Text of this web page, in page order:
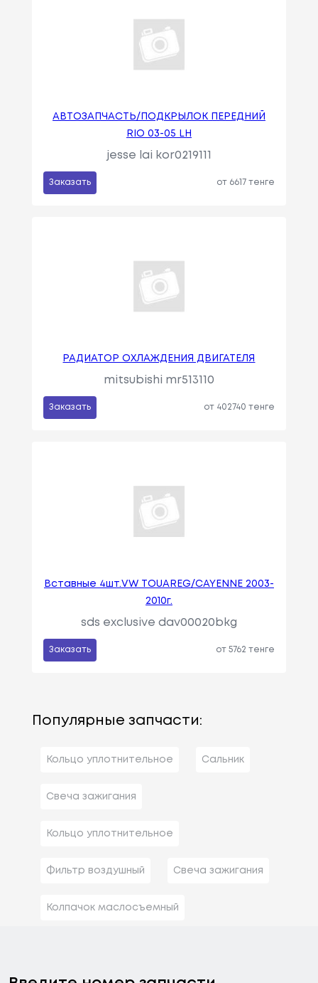
АВТОЗАПЧАСТЬ/ПОДКРЫЛОК ПЕРЕДНИЙ
RIO 03-05 LH
jesse lai kor0219111
Заказать от 6617 тенге
РАДИАТОР ОХЛАЖДЕНИЯ ДВИГАТЕЛЯ
mitsubishi mr513110
Заказать от 402740 тенге
Вставные 4шт.VW TOUAREG/CAYENNE 2003-
2010г.
sds exclusive dav00020bkg
Заказать от 5762 тенге
Популярные запчасти:
Кольцо уплотнительное Сальник
Свеча зажигания
Кольцо уплотнительное
Фильтр воздушный Свеча зажигания
Колпачок маслосъемный